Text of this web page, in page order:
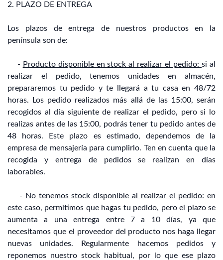
2. PLAZO DE ENTREGA
Los plazos de entrega de nuestros productos en la
península son de:
- Producto disponible en stock al realizar el pedido:si al
realizar el pedido, tenemos unidades en almacén,
prepararemos tu pedido y te llegará a tu casa en 48/72
horas. Los pedido realizados más allá de las 15:00, serán
recogidos al día siguiente de realizar el pedido, pero si lo
realizas antes de las 15:00, podrás tener tu pedido antes de
48 horas. Este plazo es estimado, dependemos de la
empresa de mensajería para cumplirlo. Ten en cuenta que la
recogida y entrega de pedidos se realizan en días
laborables.
- No tenemos stock disponible al realizar el pedido: en
este caso, permitimos que hagas tu pedido, pero el plazo se
aumenta a una entrega entre 7 a 10 días, ya que
necesitamos que el proveedor del producto nos haga llegar
nuevas unidades. Regularmente hacemos pedidos y
reponemos nuestro stock habitual, por lo que ese plazo